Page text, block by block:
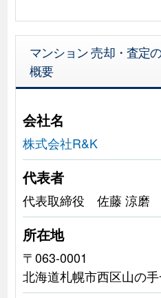
マンション 売却・査定
概要
会社名
株式会社R&K
代表者
代表取締役 佐藤 涼磨
所在地
〒063-0001
北海道札幌市西区山の